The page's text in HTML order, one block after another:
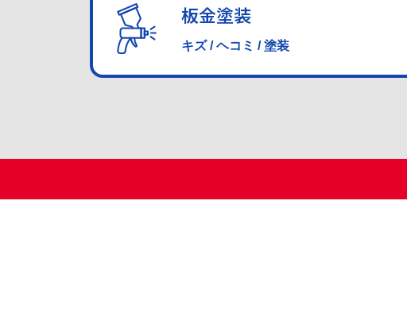
板金塗装
キズ / ヘコミ / 塗装